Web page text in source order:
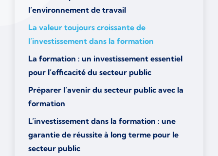
l’environnement de travail
La valeur toujours croissante de
l’investissement dans la formation
La formation : un investissement essentiel
pour l’efficacité du secteur public
Préparer l’avenir du secteur public avec la
formation
L’investissement dans la formation : une
garantie de réussite à long terme pour le
secteur public